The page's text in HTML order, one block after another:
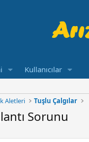
Kullanıcılar
Aletleri Tuşlu Çalgılar
Sorunu